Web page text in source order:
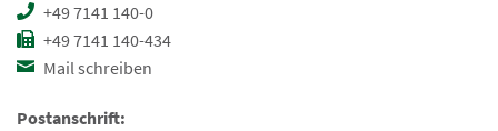
+49 7141 140-0
+49 7141 140-434
Mail schreiben
Postanschrift: